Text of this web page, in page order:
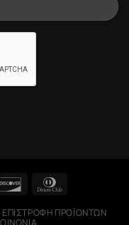
ΕΠΙΣΤΡΟΦΉ ΠΡΟΪΌΝΤΩΝ